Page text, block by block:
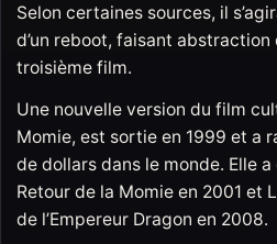
Selon certaines sources, il
d’un reboot, faisant
troisième film.
Une nouvelle version du film
Momie, est sortie en 1999 et a
de dollars dans le monde. Elle
Retour de la Momie en 2001 et
de l’Empereur Dragon en 2008.